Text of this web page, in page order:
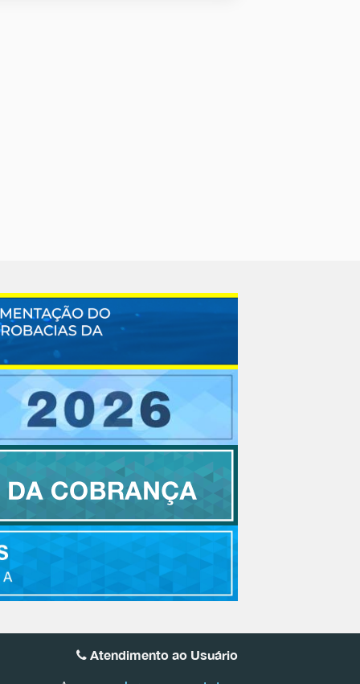
Atendimento ao Usuário